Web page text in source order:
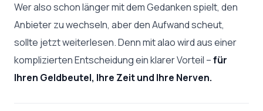
Wer also schon länger mit dem Gedanken spielt, den
Anbieter zu wechseln, aber den Aufwand scheut,
sollte jetzt weiterlesen. Denn mit alao wird aus einer
komplizierten Entscheidung ein klarer Vorteil –für
Ihren Geldbeutel, Ihre Zeit und Ihre Nerven.